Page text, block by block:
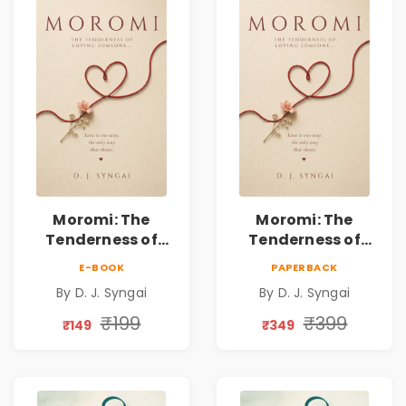
Moromi: The
Tenderness of
Loving Someone |
Collection on
Unrequited Love,
Resilience
E-BOOK
By D. J. Syngai
₹149 ₹199
Moromi: The
Tenderness of
Loving Someone |
Collection on
Unrequited Love,
Resilience
PAPERBACK
By D. J. Syngai
₹349 ₹399